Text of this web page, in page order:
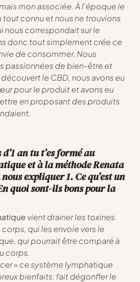
mon associée. À l’époque le
tout connu et nous ne trouvions
nous correspondait sur le
donc tout simplement crée ce
de consommer. Nous
passionnées de bien-être et
le CBD, nous avons eu
pour le produit et avons eu
en proposant des produits
an tu t’es formé au
et à la méthode Renata
expliquer 1. Ce qu’est un
quoi sont-ils bons pour la
vient drainer les toxines
qui les envoie vers le
qui pourrait être comparé à
corps.
» ce système lymphatique
bienfaits: fait dégonfler le